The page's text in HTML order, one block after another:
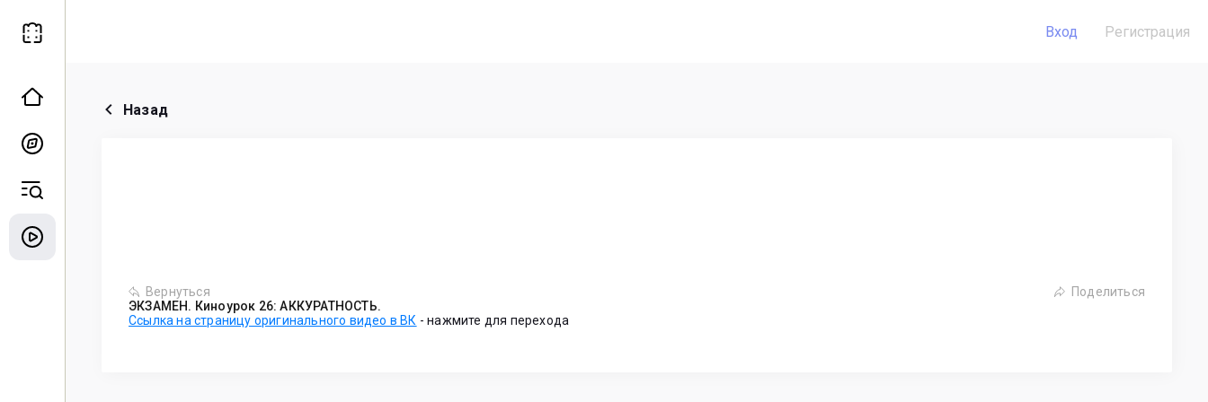
Вход Регистрация
Назад
Вернуться
Поделиться
ЭКЗАМЕН. Киноурок 26: АККУРАТНОСТЬ.
Ссылка на страницу оригинального видео в ВК -нажмите для перехода